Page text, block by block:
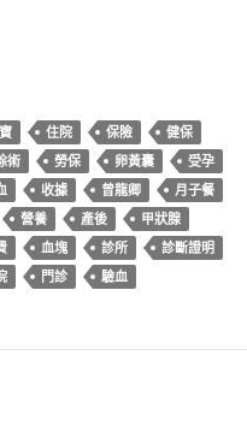
住院 保險
健保
術 勞保 卵黃囊
受孕
收據 曾龍卿
月子餐
營養 產後
甲狀腺
血塊 診所
診斷證明
門診 驗血